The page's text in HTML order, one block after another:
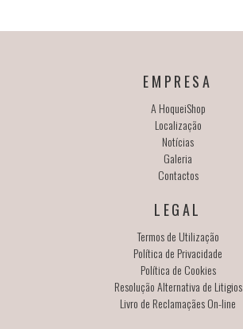
EMPRESA
A HoqueiShop
Localização
Notícias
Galeria
Contactos
LEGAL
Termos de Utilização
Política de Privacidade
Política de Cookies
Resolução Alternativa de Litigios
Livro de Reclamaçães On-line